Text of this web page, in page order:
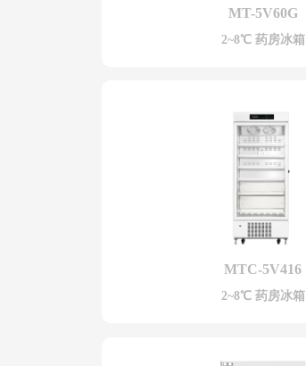
MT-5V60G
2~8℃ 药房冰箱
MTC-5V416
2~8℃ 药房冰箱